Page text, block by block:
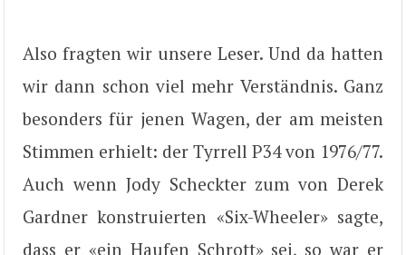
Also fragten wir unsere Leser. Und da hatten
wir dann schon viel mehr Verständnis. Ganz
besonders für jenen Wagen, der am meisten
Stimmen erhielt: der Tyrrell P34 von 1976/77.
Auch wenn Jody Scheckter zum von Derek
Gardner konstruierten «Six-Wheeler» sagte,
dass er «ein Haufen Schrott» sei, so war er